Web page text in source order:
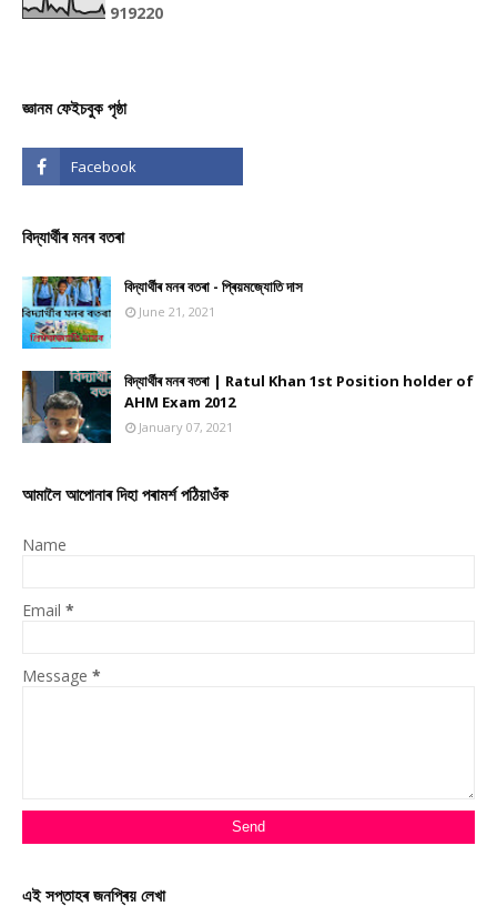
919220
জ্ঞানম ফেইচবুক পৃষ্ঠা
বিদ্যাৰ্থীৰ মনৰ বতৰা
বিদ্যাৰ্থীৰ মনৰ বতৰা - প্ৰিয়মজ্যোতি দাস
June 21, 2021
বিদ্যাৰ্থীৰ মনৰ বতৰা | Ratul Khan 1st Position holder of
AHM Exam 2012
January 07, 2021
আমালৈ আপোনাৰ দিহা পৰামৰ্শ পঠিয়াওঁক
Name
Email *
Message *
এই সপ্তাহৰ জনপ্ৰিয় লেখা